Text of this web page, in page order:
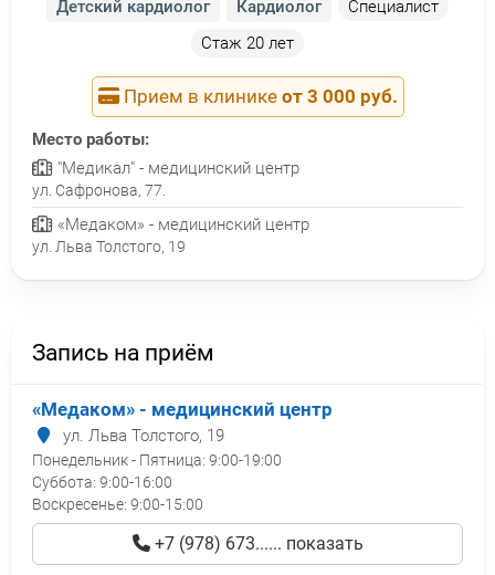
Детский кардиолог
Кардиолог
Специалист
Стаж 20 лет
Прием в клинике от 3 000 руб.
Место работы:
"Медикал" - медицинский центр
ул. Сафронова, 77.
«Медаком» - медицинский центр
ул. Льва Толстого, 19
Запись на приём
«Медаком» - медицинский центр
ул. Льва Толстого, 19
Понедельник - Пятница: 9:00-19:00
Суббота: 9:00-16:00
Воскресенье: 9:00-15:00
+7 (978) 673...... показать